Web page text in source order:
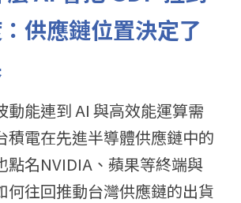
供應鏈位置決定了
動能連到 AI 與高效能運算需
積電在先進半導體供應鏈中的
點名NVIDIA、蘋果等終端與
何往回推動台灣供應鏈的出貨